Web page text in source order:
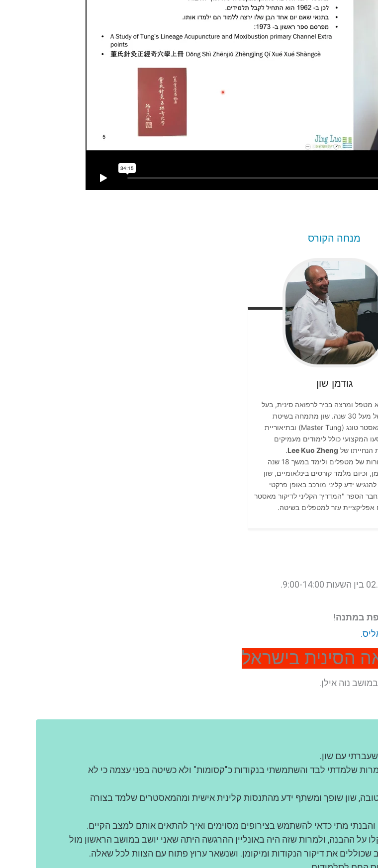
מנחה הקורס
גודמן שון
מטפל ומרצה בכיר לרפואה סינית, בעל
ניסיון קליני של מעל 30 שנה. שון מתמחה בשיטת
הדיקור של מאסטר טונג (Master Tung) ובתיאוריית
המקצועי כולל לימודים מעמיקים
הנחייתו של Lee Kuo Zheng
.
כמי שחינך דורות של מטפלים ולימד במשך 18 שנה
וכיום מלמד קורסים בינלאומיים, שון
להנגיש ידע קליני מורכב באופן פרקטי
הספר "המדריך הקליני לדיקור מאסטר
אפליקציית עזר למטפלים בשיטה.
במתנה!
נוה אילן.
עם שון.
שלמדתי לבד והשתמשתי בנקודות כ"קסומות" ולא כשיטה בפני עצמה כי לא
שון שופך ומשתף ידע מהתנסות קלינית אישית ומהמאסטרים שלמד בצורה
מתי כדאי להשתמש בצירופים מסוימים ואיך להתאים אותם למצב הקיים.
על ההבנה, ולמרות שזה היה באונליין ההרגשה היתה שאני יושב במושב הראשון מול
את דיקור הנקודות ומיקומן. ושנשאר ערוץ פתוח עם הצוות לכל שאלה.